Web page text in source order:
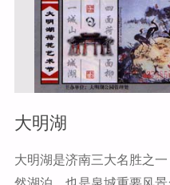
大明湖
大明湖是济南三大名胜之